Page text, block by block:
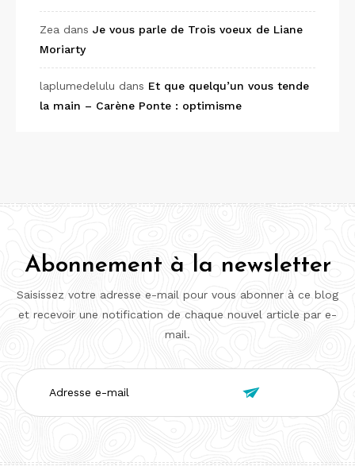
Zea dans Je vous parle de Trois voeux de Liane
Moriarty
laplumedelulu dans Et que quelqu’un vous tende
la main – Carène Ponte : optimisme
Abonnement à la newsletter
Saisissez votre adresse e-mail pour vous abonner à ce blog
et recevoir une notification de chaque nouvel article par e-
mail.
Adresse
e-
mail
